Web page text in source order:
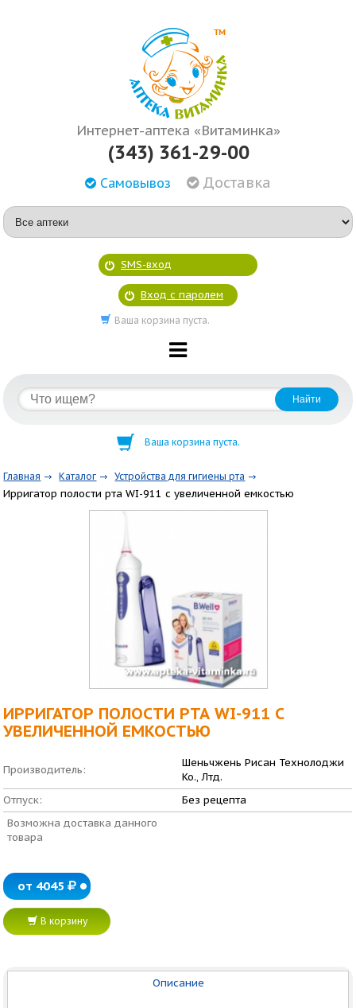
Интернет-аптека «Витаминка»
(343) 361-29-00
Самовывоз Доставка
SMS-вход
Вход с паролем
Ваша корзина пуста.
Ваша корзина пуста.
Главная Каталог Устройства для гигиены рта
Ирригатор полости рта WI-911 с увеличенной емкостью
ИРРИГАТОР ПОЛОСТИ РТА WI-911 С
УВЕЛИЧЕННОЙ ЕМКОСТЬЮ
Производитель:
Шеньчжень Рисан Технолоджи
Ко., Лтд.
Отпуск:
Без рецепта
Возможна доставка данного
товара
от 4045
В корзину
Описание